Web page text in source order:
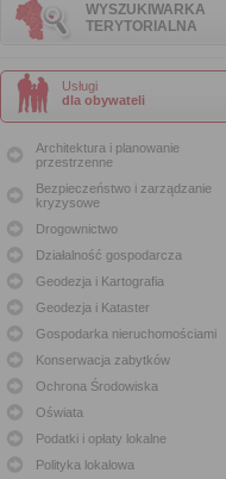
WYSZUKIWARKA
TERYTORIALNA
Usługi
dla obywateli
Architektura i planowanie
przestrzenne
Bezpieczeństwo i zarządzanie
kryzysowe
Drogownictwo
Działalność gospodarcza
Geodezja i Kartografia
Geodezja i Kataster
Gospodarka nieruchomościami
Konserwacja zabytków
Ochrona Środowiska
Oświata
Podatki i opłaty lokalne
Polityka lokalowa